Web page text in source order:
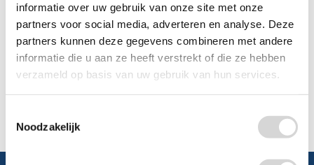
informatie over uw gebruik van onze site met onze
partners voor social media, adverteren en analyse. Deze
partners kunnen deze gegevens combineren met andere
informatie die u aan ze heeft verstrekt of die ze hebben
verzameld op basis van uw gebruik van hun services.
Noodzakelijk
Offerte aanvragen Vraag een speciale prijs op bij ons, wij
kijken naar de mogelijkheden.